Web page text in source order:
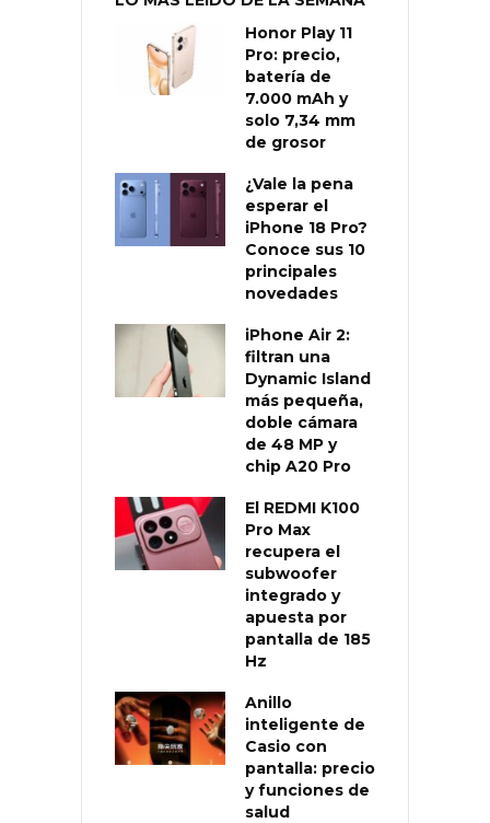
Honor Play 11
Pro: precio,
batería de
7.000 mAh y
solo 7,34 mm
de grosor
¿Vale la pena
esperar el
iPhone 18 Pro?
Conoce sus 10
principales
novedades
iPhone Air 2:
filtran una
Dynamic Island
más pequeña,
doble cámara
de 48 MP y
chip A20 Pro
El REDMI K100
Pro Max
recupera el
subwoofer
integrado y
apuesta por
pantalla de 185
Hz
Anillo
inteligente de
Casio con
pantalla: precio
y funciones de
salud